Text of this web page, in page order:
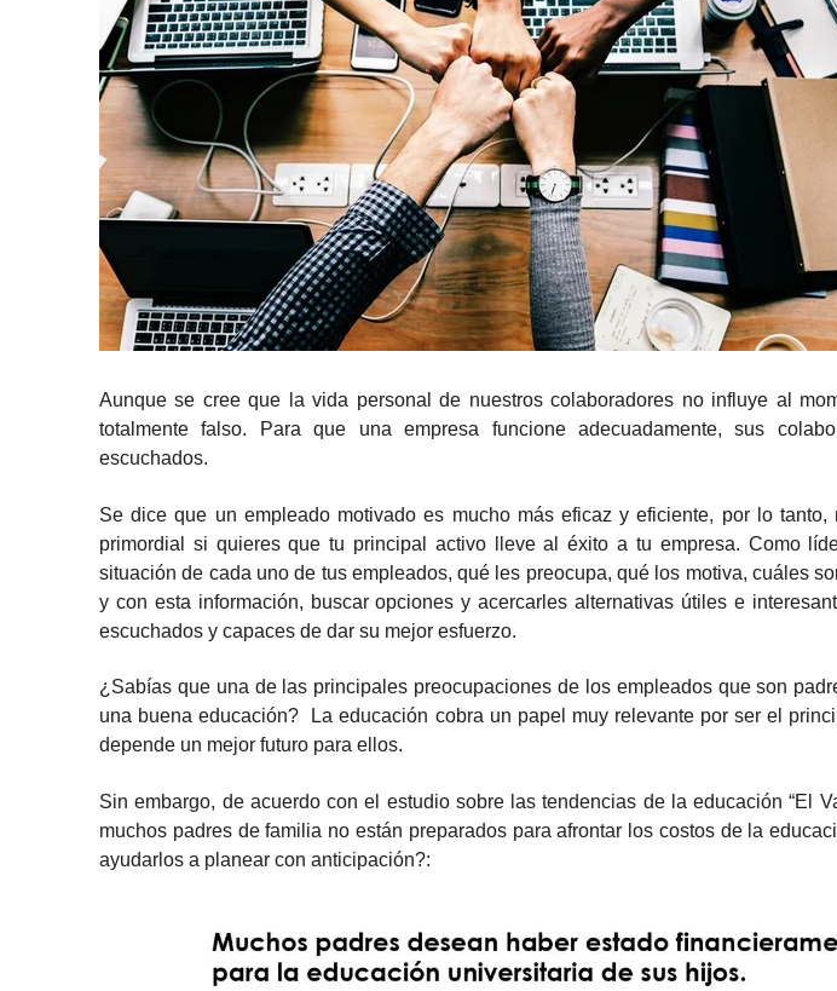
Aunque se cree que la vida personal de nuestros colaboradores no influye al
totalmente falso. Para que una empresa funcione adecuadamente, sus
escuchados.
Se dice que un empleado motivado es mucho más eficaz y eficiente, por lo
primordial si quieres que tu principal activo lleve al éxito a tu empresa. Como
situación de cada uno de tus empleados, qué les preocupa, qué los motiva, cuáles
y con esta información, buscar opciones y acercarles alternativas útiles e
escuchados y capaces de dar su mejor esfuerzo.
¿Sabías que una de las principales preocupaciones de los empleados que son
una buena educación? La educación cobra un papel muy relevante por ser el
depende un mejor futuro para ellos.
Sin embargo, de acuerdo con el estudio sobre las tendencias de la educación “El
muchos padres de familia no están preparados para afrontar los costos de la
ayudarlos a planear con anticipación?: